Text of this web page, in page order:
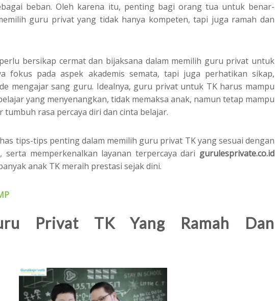
beban. Oleh karena itu, penting bagi orang tua untuk benar-
guru privat yang tidak hanya kompeten, tapi juga ramah dan
bersikap cermat dan bijaksana dalam memilih guru privat untuk
fokus pada aspek akademis semata, tapi juga perhatikan sikap,
mengajar sang guru. Idealnya, guru privat untuk TK harus mampu
yang menyenangkan, tidak memaksa anak, namun tetap mampu
tumbuh rasa percaya diri dan cinta belajar.
tips-tips penting dalam memilih guru privat TK yang sesuai dengan
serta memperkenalkan layanan terpercaya dari gurulesprivate.co.id
anak TK meraih prestasi sejak dini.
Privat TK Yang Ramah Dan